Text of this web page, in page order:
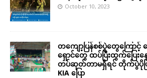
October 10, 2023
တကျော့ပြန်စစ်ပွဲတွေကြောင့်
ရှောင်တွေ ထပ်ပြီးထွက်ပြေး
တပ်ဆုတ်တာမရှိရင် တိုက်ပွဲပိုပြ
KIA ပြော